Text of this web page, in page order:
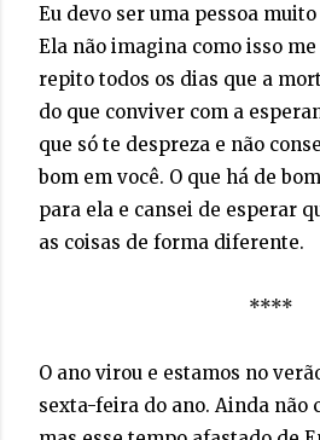
Eu devo ser uma pessoa
Ela não imagina como isso
repito todos os dias que a
do que conviver com a
que só te despreza e não
bom em você. O que há de
para ela e cansei de esperar
as coisas de forma diferente.
****
O ano virou e estamos no
sexta-feira do ano. Ainda não